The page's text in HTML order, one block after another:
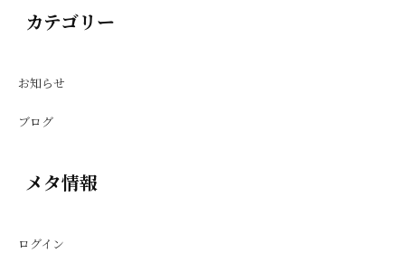
カテゴリー
お知らせ
ブログ
メタ情報
ログイン